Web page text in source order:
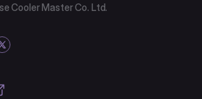
Cooler Master Co. Ltd.